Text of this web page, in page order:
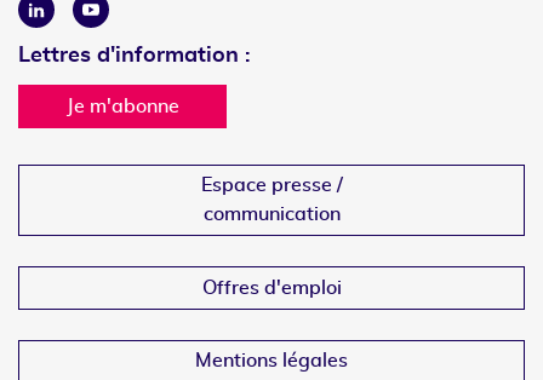
LinkedinYoutube
Lettres d'information :
Je m'abonne
Espace presse /
communication
Offres d'emploi
Mentions légales